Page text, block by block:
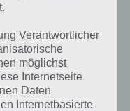
kann man also tun,
die Leiter muss weg. Die
Smartphone bzw. Tablet
um und das Level ist frei
Verantwortlicher
möglichst
Internetseite
Daten
Internetbasierte